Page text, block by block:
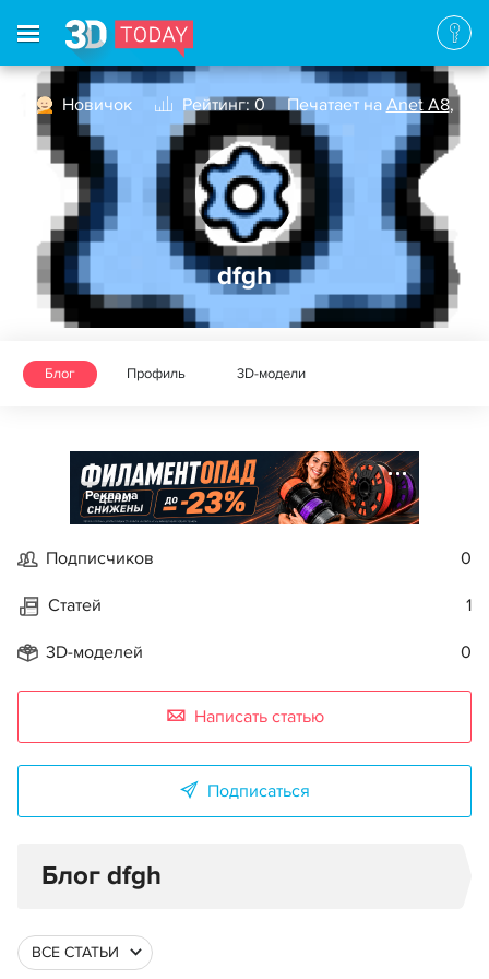
Новичок Рейтинг: 0 Печатает на Anet A8,
dfgh
Блог Профиль 3D-модели
Реклама
Подписчиков 0
Статей 1
3D-моделей 0
Написать статью
Подписаться
Блог dfgh
ВСЕ СТАТЬИ